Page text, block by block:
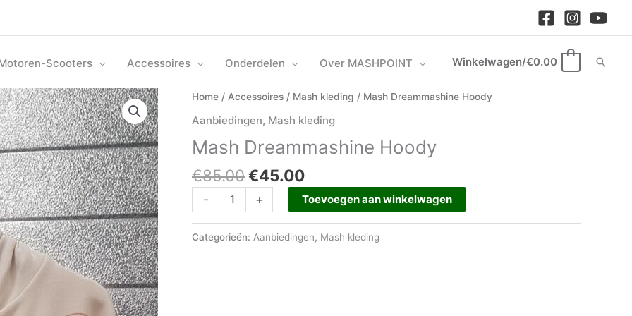
Scooters Accessoires Onderdelen Over MASHPOINT Winkelwagen/€0.00
Home / Accessoires / Mash kleding / Mash Dreammashine Hoody
Aanbiedingen, Mash kleding
Mash Dreammashine Hoody
€85.00
Oorspronkelijke
prijs
was:
€85.00.
€45.00
Huidige
prijs
is:
€45.00.
-
Mash
aantal
+ Toevoegen aan winkelwagen
Categorieën: Aanbiedingen, Mash kleding